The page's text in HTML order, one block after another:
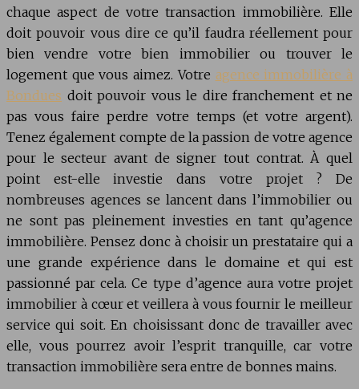
chaque aspect de votre transaction immobilière. Elle
doit pouvoir vous dire ce qu’il faudra réellement pour
bien vendre votre bien immobilier ou trouver le
logement que vous aimez. Votre agence immobilière à
Bondues doit pouvoir vous le dire franchement et ne
pas vous faire perdre votre temps (et votre argent).
Tenez également compte de la passion de votre agence
pour le secteur avant de signer tout contrat. À quel
point est-elle investie dans votre projet ? De
nombreuses agences se lancent dans l’immobilier ou
ne sont pas pleinement investies en tant qu’agence
immobilière. Pensez donc à choisir un prestataire qui a
une grande expérience dans le domaine et qui est
passionné par cela. Ce type d’agence aura votre projet
immobilier à cœur et veillera à vous fournir le meilleur
service qui soit. En choisissant donc de travailler avec
elle, vous pourrez avoir l’esprit tranquille, car votre
transaction immobilière sera entre de bonnes mains.